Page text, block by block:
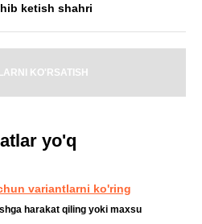
ketish shahri
KO'RSATISH
yo'q
variantlarni ko'ring
harakat qiling yoki maxsu